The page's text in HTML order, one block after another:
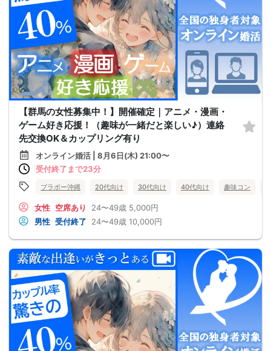
【群馬の女性募集中！】開催確定｜アニメ・漫画・
ゲーム好き応援！（趣味が一緒だと楽しい♪）連絡
先交換OK＆カップリング有り
オンライン婚活 | 8月6日(木) 21:00〜
受付終了まで23分
ブラボー沖縄 20代向け 30代向け 40代向け 趣味コン
女性 空席あり 24〜49歳 5,000円
男性 受付終了 24〜49歳 10,000円